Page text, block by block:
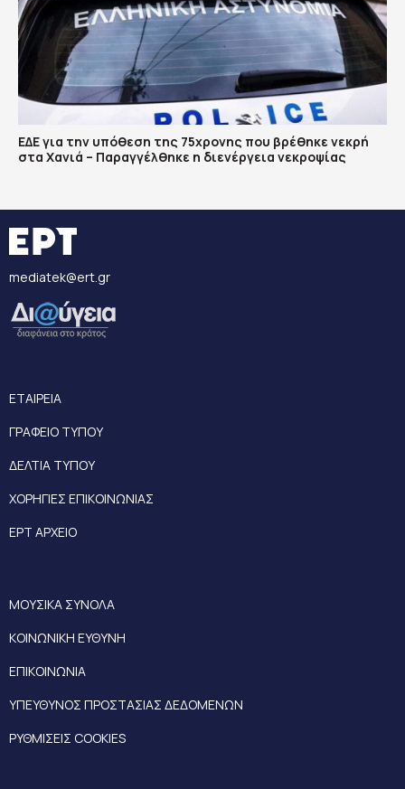
ΕΔΕ για την υπόθεση της 75χρονης που βρέθηκε νεκρή
στα Χανιά – Παραγγέλθηκε η διενέργεια νεκροψίας
mediatek@ert.gr
ΕΤΑΙΡΕΙΑ
ΓΡΑΦΕΙΟ ΤΥΠΟΥ
ΔΕΛΤΙΑ ΤΥΠΟΥ
ΧΟΡΗΓΙΕΣ ΕΠΙΚΟΙΝΩΝΙΑΣ
ΕΡΤ ΑΡΧΕΙΟ
ΜΟΥΣΙΚΑ ΣΥΝΟΛΑ
ΚΟΙΝΩΝΙΚΗ ΕΥΘΥΝΗ
ΕΠΙΚΟΙΝΩΝΙΑ
ΥΠΕΥΘΥΝΟΣ ΠΡΟΣΤΑΣΙΑΣ ΔΕΔΟΜΕΝΩΝ
ΡΥΘΜΙΣΕΙΣ COOKIES